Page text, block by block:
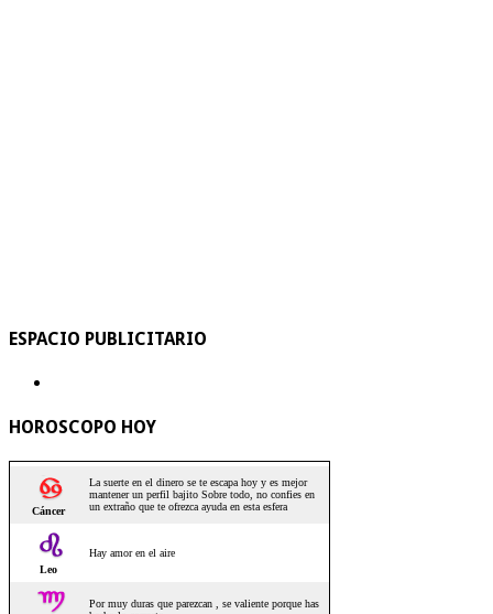
ESPACIO PUBLICITARIO
HOROSCOPO HOY